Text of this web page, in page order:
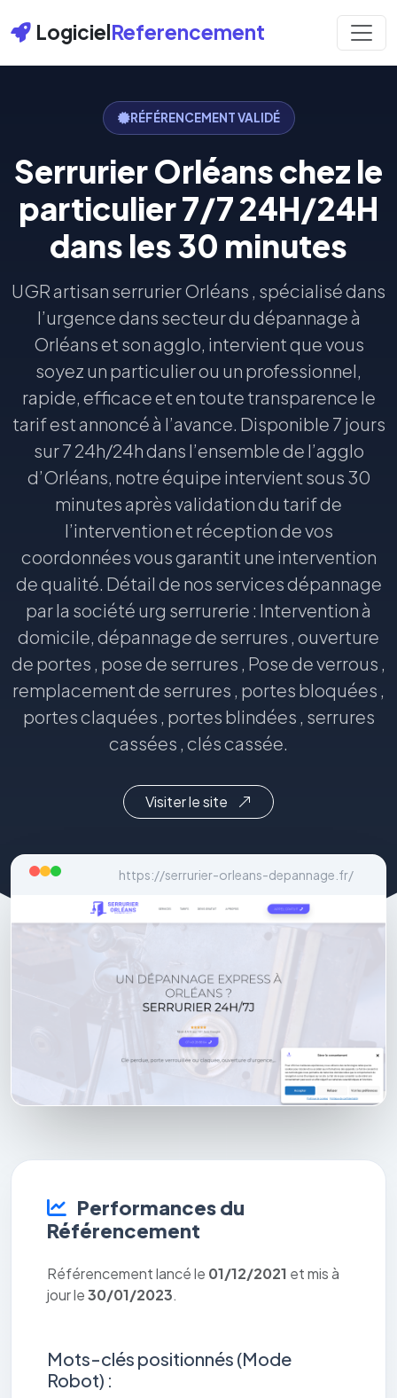
LogicielReferencement
RÉFÉRENCEMENT VALIDÉ
Serrurier Orléans chez le
particulier 7/7 24H/24H
dans les 30 minutes
UGR artisan serrurier Orléans , spécialisé dans
l’urgence dans secteur du dépannage à
Orléans et son agglo, intervient que vous
soyez un particulier ou un professionnel,
rapide, efficace et en toute transparence le
tarif est annoncé à l’avance. Disponible 7 jours
sur 7 24h/24h dans l’ensemble de l’agglo
d’Orléans, notre équipe intervient sous 30
minutes après validation du tarif de
l’intervention et réception de vos
coordonnées vous garantit une intervention
de qualité. Détail de nos services dépannage
par la société urg serrurerie : Intervention à
domicile, dépannage de serrures , ouverture
de portes , pose de serrures , Pose de verrous ,
remplacement de serrures , portes bloquées ,
portes claquées , portes blindées , serrures
cassées , clés cassée.
Visiter le site
https://serrurier-orleans-depannage.fr/
Performances du
Référencement
Référencement lancé le 01/12/2021 et mis à
jour le30/01/2023.
Mots-clés positionnés (Mode
Robot) :